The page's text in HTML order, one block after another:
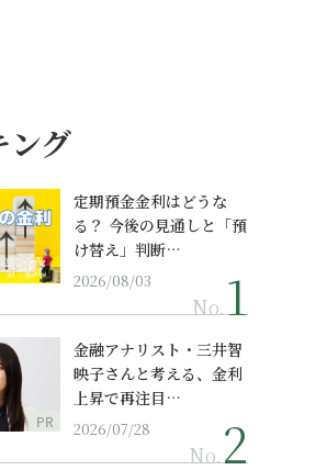
ング
定期預金金利はどうな
る？ 今後の見通しと「預
け替え」判断…
2026/08/03
No.
PR
金融アナリスト・三井智
映子さんと考える、金利
上昇で再注目…
2026/07/28
No.